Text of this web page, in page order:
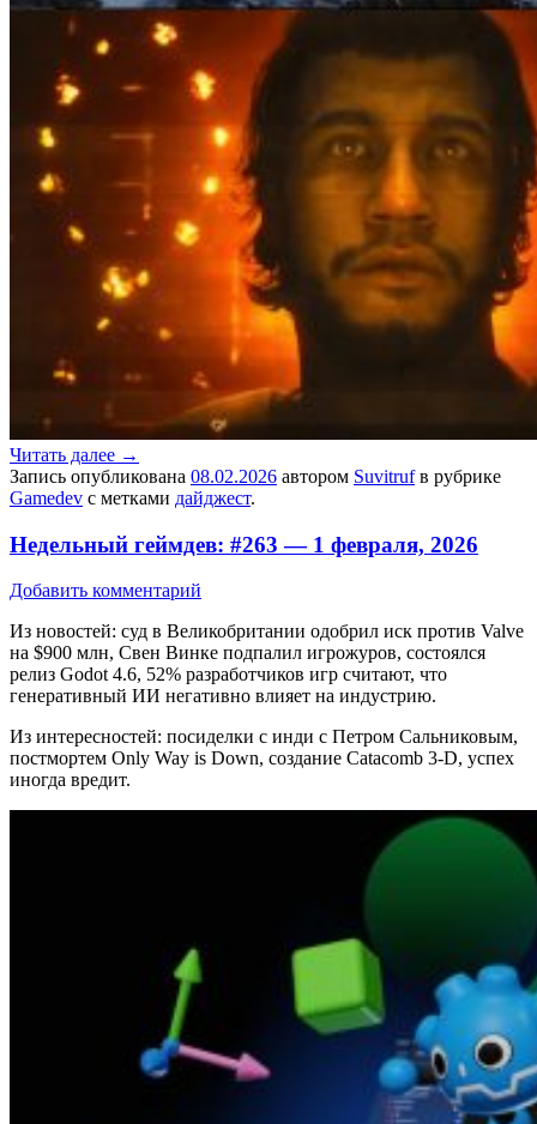
Читать далее →
Запись опубликована 08.02.2026 автором Suvitrufв рубрике
Gamedev с метками дайджест.
Недельный геймдев: #263 — 1 февраля, 2026
Добавить комментарий
Из новостей: суд в Великобритании одобрил иск против Valve
на $900 млн, Свен Винке подпалил игрожуров, состоялся
релиз Godot 4.6, 52% разработчиков игр считают, что
генеративный ИИ негативно влияет на индустрию.
Из интересностей: посиделки с инди с Петром Сальниковым,
постмортем Only Way is Down, создание Catacomb 3-D, успех
иногда вредит.